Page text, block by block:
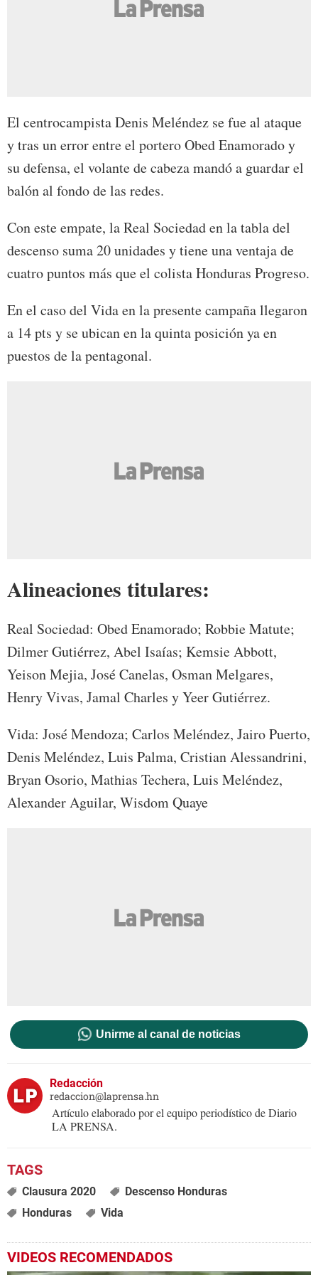
El centrocampista Denis Meléndez se fue al ataque
y tras un error entre el portero Obed Enamorado y
su defensa, el volante de cabeza mandó a guardar el
balón al fondo de las redes.
Con este empate, la Real Sociedad en la tabla del
descenso suma 20 unidades y tiene una ventaja de
cuatro puntos más que el colista Honduras Progreso.
En el caso del Vida en la presente campaña llegaron
a 14 pts y se ubican en la quinta posición ya en
puestos de la pentagonal.
Alineaciones titulares:
Real Sociedad: Obed Enamorado; Robbie Matute;
Dilmer Gutiérrez, Abel Isaías; Kemsie Abbott,
Yeison Mejia, José Canelas, Osman Melgares,
Henry Vivas, Jamal Charles y Yeer Gutiérrez.
Vida: José Mendoza; Carlos Meléndez, Jairo Puerto,
Denis Meléndez, Luis Palma, Cristian Alessandrini,
Bryan Osorio, Mathias Techera, Luis Meléndez,
Alexander Aguilar, Wisdom Quaye
Unirme al canal de noticias
Redacción
redaccion@laprensa.hn
Artículo elaborado por el equipo periodístico de Diario
LA PRENSA.
Clausura 2020
Descenso Honduras
Honduras
Vida
VIDEOS RECOMENDADOS